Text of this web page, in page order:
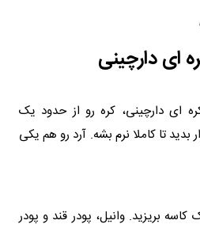
ای دارچینی
ای دارچینی، کره رو از حدود یک
تا کاملا نرم بشه. آرد رو هم یکی
بریزید. وانیل، پودر قند و پودر